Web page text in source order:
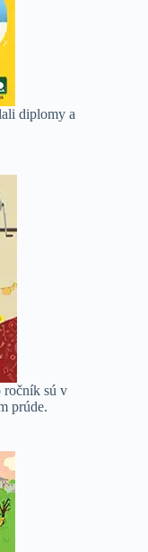
diplomy a
ročník sú v
prúde.